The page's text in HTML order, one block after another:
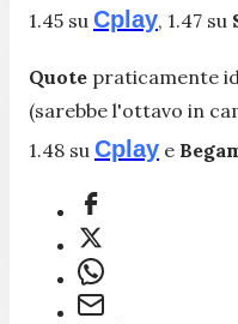
1.45 su Cplay, 1.47 su
Quote praticamente
(sarebbe l'ottavo in
1.48 su Cplay e